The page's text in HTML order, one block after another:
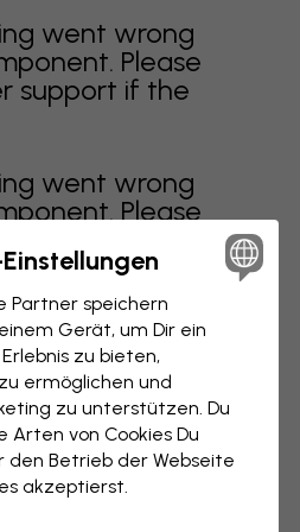
went wrong
Please
support if the
went wrong
Please
if the
1 von 2 Seiten
entdecken
Partner speichern
Gerät, um Dir ein
zu bieten,
ermöglichen und
zu unterstützen. Du
von Cookies Du
den Betrieb der Webseite
akzeptierst.